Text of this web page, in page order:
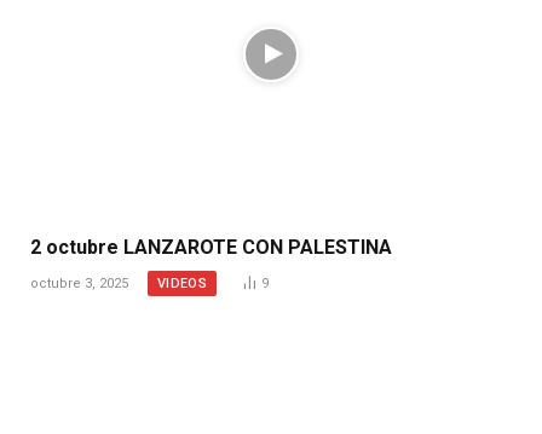
2 octubre LANZAROTE CON PALESTINA
octubre 3, 2025 VIDEOS 9